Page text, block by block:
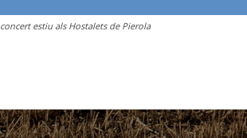
concert estiu als Hostalets de Pierola